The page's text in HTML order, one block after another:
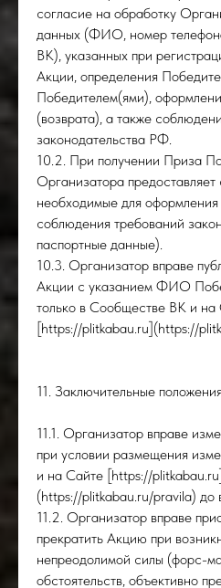
согласие на обработку
данных (ФИО, номер
ВК), указанных при
Акции, определения
Победителем(ями),
(возврата), а также
законодательства РФ.
10.2. При получении Приза
Организатора
необходимые для
соблюдения требований
паспортные данные).
10.3. Организатор вправе
Акции с указанием ФИО
только в Сообществе ВК и на
[https://plitkabau.ru](https://
11. Заключительные положения
11.1. Организатор вправе
при условии размещения
и на Сайте [https://plitkabau.ru]
(https://plitkabau.ru/pravila) до
11.2. Организатор вправе
прекратить Акцию при
непреодолимой силы (форс-
обстоятельств, объективно